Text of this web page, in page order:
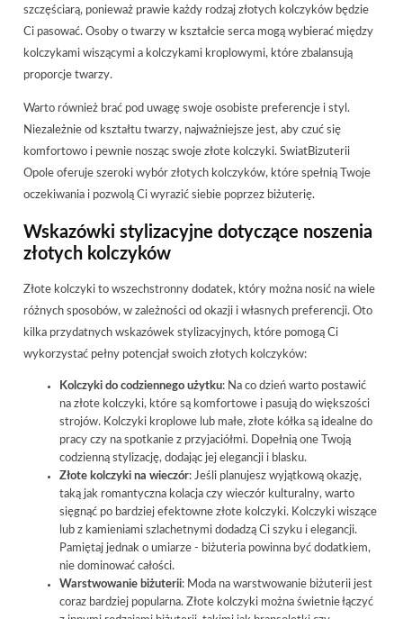
szczęściarą, ponieważ prawie każdy rodzaj złotych kolczyków będzie
Ci pasować. Osoby o twarzy w kształcie serca mogą wybierać między
kolczykami wiszącymi a kolczykami kroplowymi, które zbalansują
proporcje twarzy.
Warto również brać pod uwagę swoje osobiste preferencje i styl.
Niezależnie od kształtu twarzy, najważniejsze jest, aby czuć się
komfortowo i pewnie nosząc swoje złote kolczyki. SwiatBizuterii
Opole oferuje szeroki wybór złotych kolczyków, które spełnią Twoje
oczekiwania i pozwolą Ci wyrazić siebie poprzez biżuterię.
Wskazówki stylizacyjne dotyczące noszenia
złotych kolczyków
Złote kolczyki to wszechstronny dodatek, który można nosić na wiele
różnych sposobów, w zależności od okazji i własnych preferencji. Oto
kilka przydatnych wskazówek stylizacyjnych, które pomogą Ci
wykorzystać pełny potencjał swoich złotych kolczyków:
Kolczyki do codziennego użytku: Na co dzień warto postawić
na złote kolczyki, które są komfortowe i pasują do większości
strojów. Kolczyki kroplowe lub małe, złote kółka są idealne do
pracy czy na spotkanie z przyjaciółmi. Dopełnią one Twoją
codzienną stylizację, dodając jej elegancji i blasku.
Złote kolczyki na wieczór: Jeśli planujesz wyjątkową okazję,
taką jak romantyczna kolacja czy wieczór kulturalny, warto
sięgnąć po bardziej efektowne złote kolczyki. Kolczyki wiszące
lub z kamieniami szlachetnymi dodadzą Ci szyku i elegancji.
Pamiętaj jednak o umiarze - biżuteria powinna być dodatkiem,
nie dominować całości.
Warstwowanie biżuterii: Moda na warstwowanie biżuterii jest
coraz bardziej popularna. Złote kolczyki można świetnie łączyć